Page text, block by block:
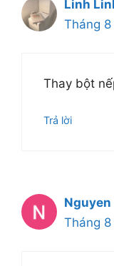
Linh
Tháng
Thay bột
Trả lời
Nguyen
Tháng